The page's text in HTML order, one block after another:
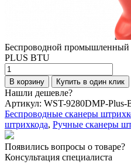
Беспроводной промышленный
PLUS BTU
Количество
товара
Беспроводной
промышленный
cканер
Winson
WST-
9280
DPM
PLUS
В корзину Купить в один клик
Нашли дешевле?
Артикул: WST-9280DMP-Plus-
Беспроводные сканеры
штрихкода, Ручные сканеры
Появились вопросы о товаре?
Консультация специалиста